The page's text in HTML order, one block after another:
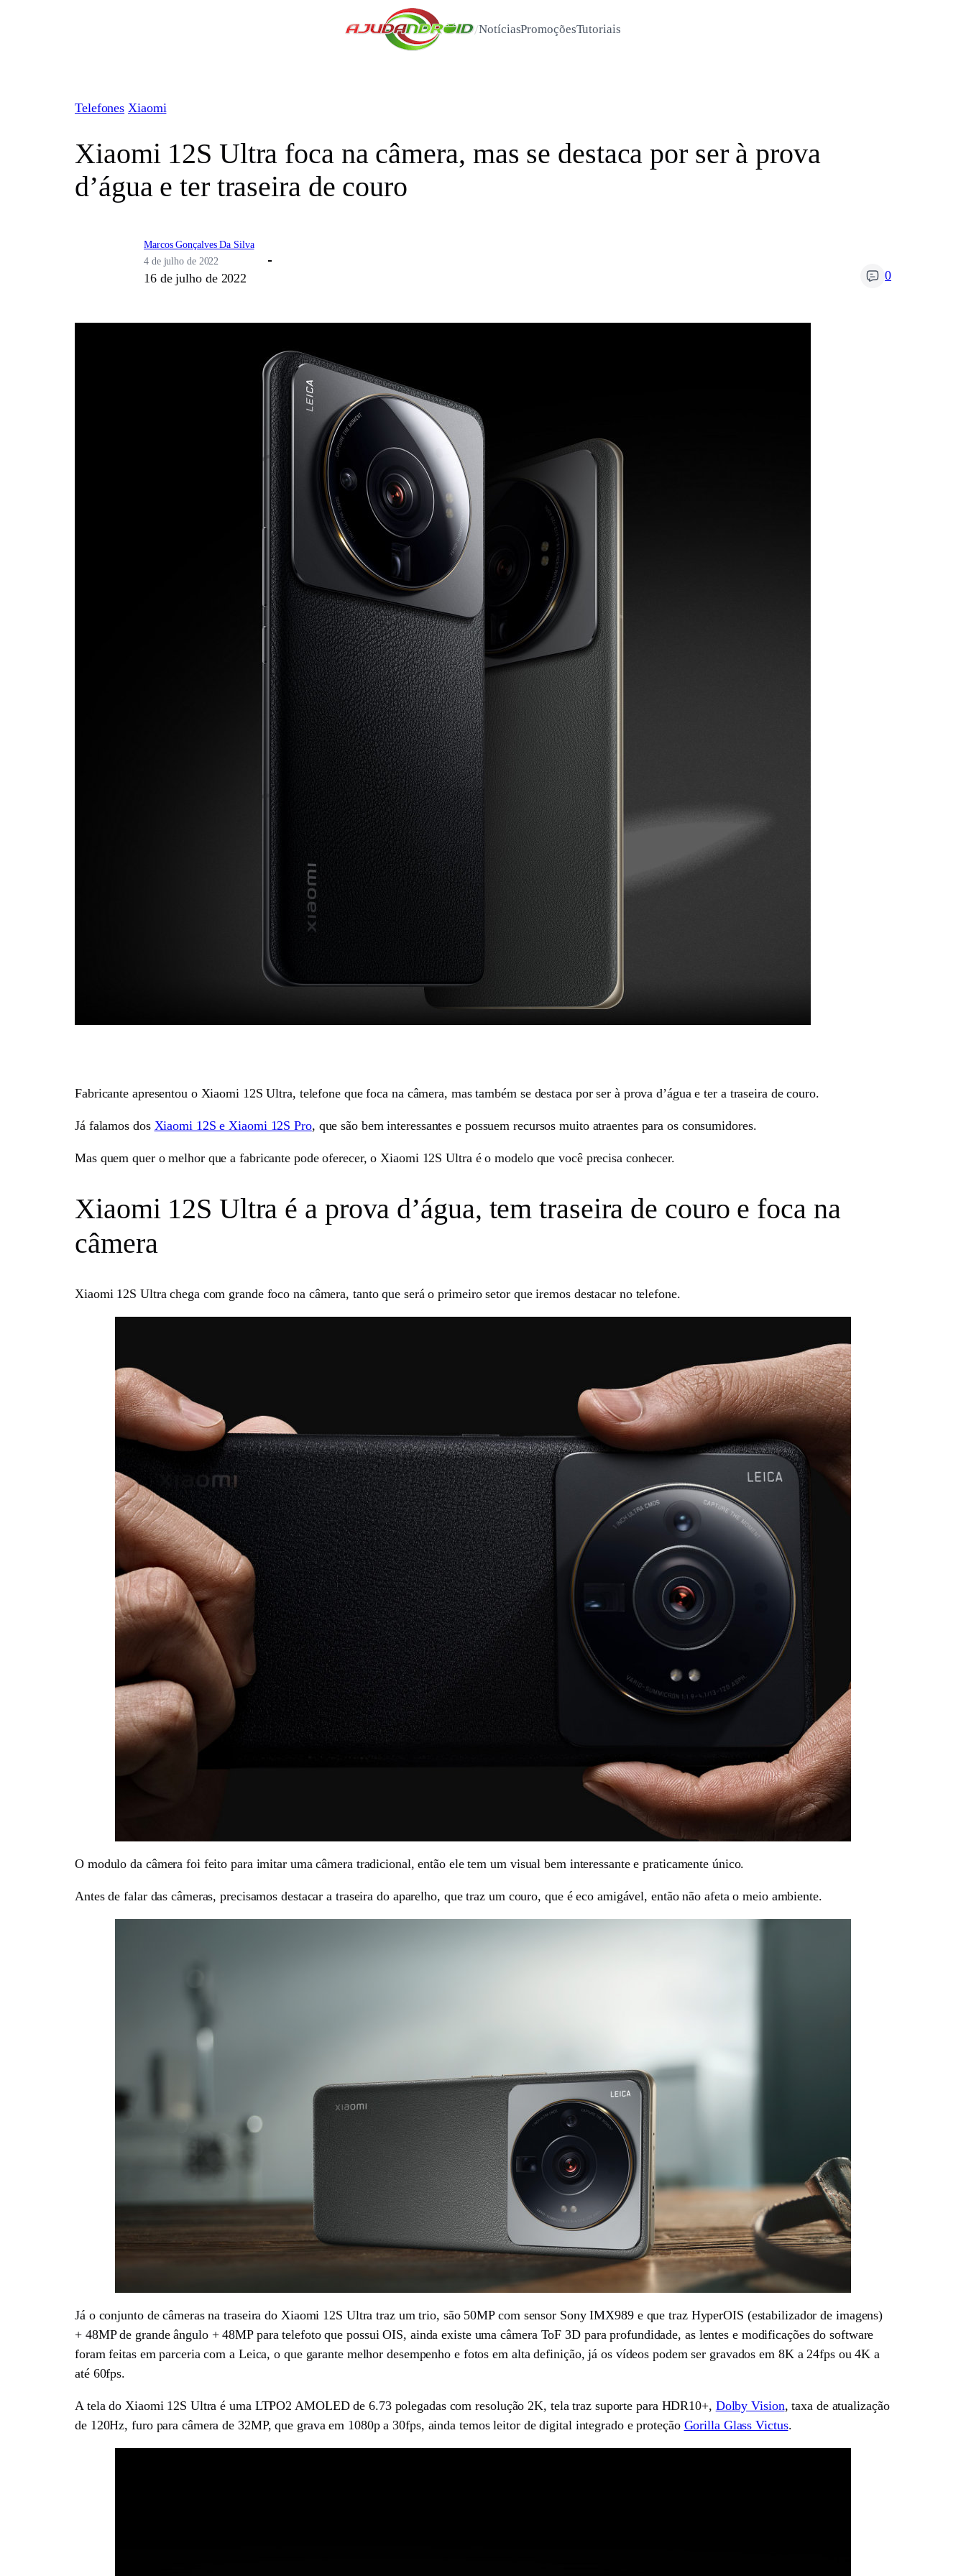
/NotíciasPromoçõesTutoriais
Telefones Xiaomi
Xiaomi 12S Ultra foca na câmera, mas se destaca por ser à prova
d’água e ter traseira de couro
Marcos Gonçalves Da Silva
4 de julho de 2022
16 de julho de 2022 0
Fabricante apresentou o Xiaomi 12S Ultra, telefone que foca na câmera, mas também se destaca por ser à prova d’água e ter a traseira de couro.
Já falamos dos Xiaomi 12S e Xiaomi 12S Pro, que são bem interessantes e possuem recursos muito atraentes para os consumidores.
Mas quem quer o melhor que a fabricante pode oferecer, o Xiaomi 12S Ultra é o modelo que você precisa conhecer.
Xiaomi 12S Ultra é a prova d’água, tem traseira de couro e foca na
câmera
Xiaomi 12S Ultra chega com grande foco na câmera, tanto que será o primeiro setor que iremos destacar no telefone.
O modulo da câmera foi feito para imitar uma câmera tradicional, então ele tem um visual bem interessante e praticamente único.
Antes de falar das câmeras, precisamos destacar a traseira do aparelho, que traz um couro, que é eco amigável, então não afeta o meio ambiente.
Já o conjunto de câmeras na traseira do Xiaomi 12S Ultra traz um trio, são 50MP com sensor Sony IMX989 e que traz HyperOIS (estabilizador de imagens)
+ 48MP de grande ângulo + 48MP para telefoto que possui OIS, ainda existe uma câmera ToF 3D para profundidade, as lentes e modificações do software
foram feitas em parceria com a Leica, o que garante melhor desempenho e fotos em alta definição, já os vídeos podem ser gravados em 8K a 24fps ou 4K a
até 60fps.
A tela do Xiaomi 12S Ultra é uma LTPO2 AMOLED de 6.73 polegadas com resolução 2K, tela traz suporte para HDR10+, Dolby Vision, taxa de atualização
de 120Hz, furo para câmera de 32MP, que grava em 1080p a 30fps, ainda temos leitor de digital integrado e proteção Gorilla Glass Victus.